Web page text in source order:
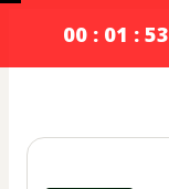
00 : 01 : 53